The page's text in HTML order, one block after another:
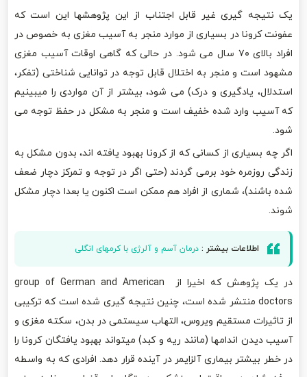
یک نتیجه گیری غیر قابل اجتناب از این پژوهشها این است که
عفونت کرونا در بسیاری از موارد منجر به آسیب مغزی به خصوص در
افراد بالای ۷۰ سال می شود. در حالی که گاهی اوقات آسیب مغزی
مشهود است و منجر به اختلال قابل توجه در توانایی شناختی (تفکر،
استدلال، یادگیری و درک) می شود، بیشتر از آن مواردی را میبینیم
که آسیب وارد شده خفیف است و منجر به مشکل در حفظ توجه می
شود.
اگر چه بسیاری از کسانی که از کرونا بهبود یافته اند، بدون مشکل به
زندگی روزمره خود برمی گردند (حتی اگر در توجه و تمرکز دچار ضعف
شده باشند)، شماری از افراد هم ممکن است اکنون یا بعدا دچار مشکل
شوند.
اطلاعات بیشتر : درمان آسم و آلرژی با کرمهای انگلی
در یک پژوهش که اخیرا از group of German and American
doctors منتشر شده است، چنین نتیجه گیری شده است که ترکیبی
از تاثیرات مستقیم ویروس، التهاب سیستمی در بدن، سکته مغزی و
آسیب دیدن اندامها (مانند ریه و کبد) میتواند بهبود یافتگان کرونا را
در خطر بیشتر بیماری آلزایمر در آینده قرار دهد. افرادی که به واسطه